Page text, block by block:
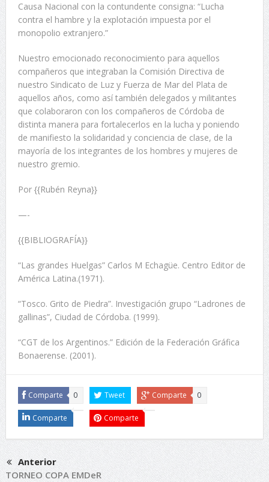
Causa Nacional con la contundente consigna: “Lucha
contra el hambre y la explotación impuesta por el
monopolio extranjero.”
Nuestro emocionado reconocimiento para aquellos
compañeros que integraban la Comisión Directiva de
nuestro Sindicato de Luz y Fuerza de Mar del Plata de
aquellos años, como así también delegados y militantes
que colaboraron con los compañeros de Córdoba de
distinta manera para fortalecerlos en la lucha y poniendo
de manifiesto la solidaridad y conciencia de clase, de la
mayoría de los integrantes de los hombres y mujeres de
nuestro gremio.
Por {{Rubén Reyna}}
—-
{{BIBLIOGRAFÍA}}
“Las grandes Huelgas” Carlos M Echagüe. Centro Editor de
América Latina.(1971).
“Tosco. Grito de Piedra”. Investigación grupo “Ladrones de
gallinas”, Ciudad de Córdoba. (1999).
“CGT de los Argentinos.” Edición de la Federación Gráfica
Bonaerense. (2001).
Comparte 0 Tweet Comparte 0
Comparte Comparte
Anterior
TORNEO COPA EMDeR